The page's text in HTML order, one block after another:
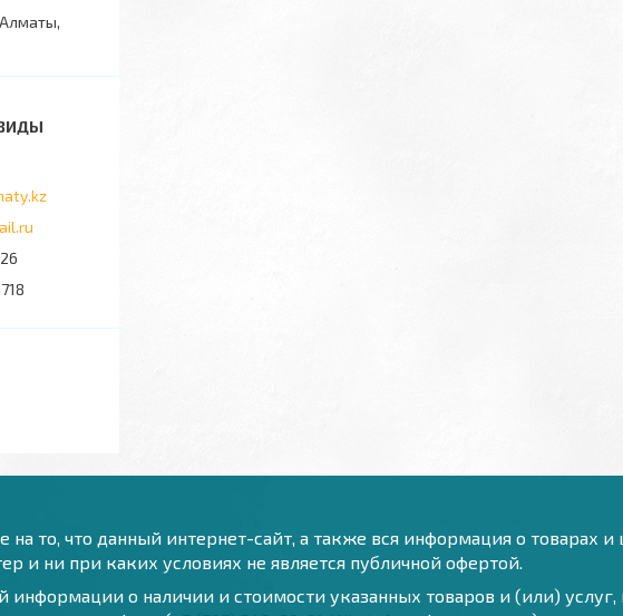
то, что данный интернет-сайт, а также вся информация о товарах и
и ни при каких условиях не является публичной офертой.
информации о наличии и стоимости указанных товаров и (или)